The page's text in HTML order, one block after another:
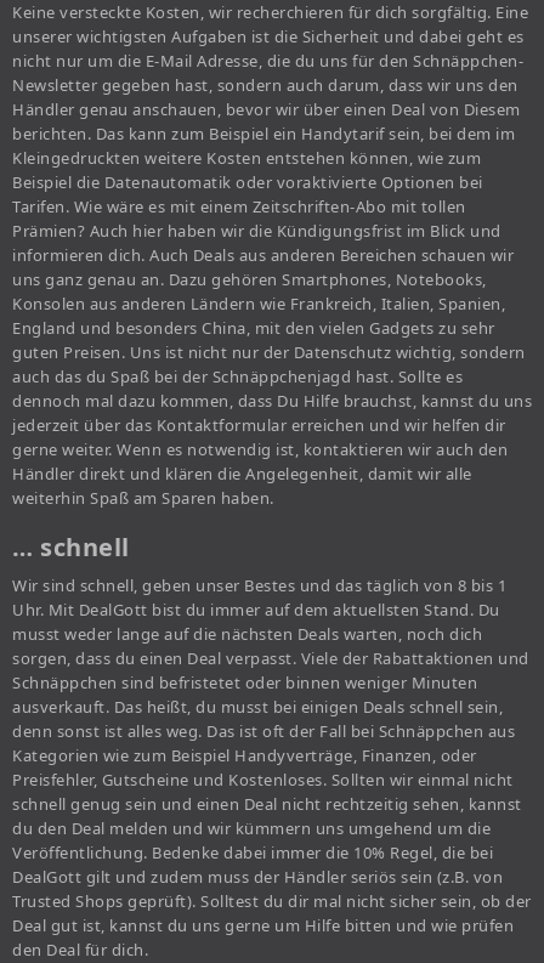
Keine versteckte Kosten, wir recherchieren für dich sorgfältig. Eine
unserer wichtigsten Aufgaben ist die Sicherheit und dabei geht es
nicht nur um die E-Mail Adresse, die du uns für den Schnäppchen-
Newsletter gegeben hast, sondern auch darum, dass wir uns den
Händler genau anschauen, bevor wir über einen Deal von Diesem
berichten. Das kann zum Beispiel ein Handytarif sein, bei dem im
Kleingedruckten weitere Kosten entstehen können, wie zum
Beispiel die Datenautomatik oder voraktivierte Optionen bei
Tarifen. Wie wäre es mit einem Zeitschriften-Abo mit tollen
Prämien? Auch hier haben wir die Kündigungsfrist im Blick und
informieren dich. Auch Deals aus anderen Bereichen schauen wir
uns ganz genau an. Dazu gehören Smartphones, Notebooks,
Konsolen aus anderen Ländern wie Frankreich, Italien, Spanien,
England und besonders China, mit den vielen Gadgets zu sehr
guten Preisen. Uns ist nicht nur der Datenschutz wichtig, sondern
auch das du Spaß bei der Schnäppchenjagd hast. Sollte es
dennoch mal dazu kommen, dass Du Hilfe brauchst, kannst du uns
jederzeit über das Kontaktformular erreichen und wir helfen dir
gerne weiter. Wenn es notwendig ist, kontaktieren wir auch den
Händler direkt und klären die Angelegenheit, damit wir alle
weiterhin Spaß am Sparen haben.
… schnell
Wir sind schnell, geben unser Bestes und das täglich von 8 bis 1
Uhr. Mit DealGott bist du immer auf dem aktuellsten Stand. Du
musst weder lange auf die nächsten Deals warten, noch dich
sorgen, dass du einen Deal verpasst. Viele der Rabattaktionen und
Schnäppchen sind befristetet oder binnen weniger Minuten
ausverkauft. Das heißt, du musst bei einigen Deals schnell sein,
denn sonst ist alles weg. Das ist oft der Fall bei Schnäppchen aus
Kategorien wie zum Beispiel Handyverträge, Finanzen, oder
Preisfehler, Gutscheine und Kostenloses. Sollten wir einmal nicht
schnell genug sein und einen Deal nicht rechtzeitig sehen, kannst
du den Deal melden und wir kümmern uns umgehend um die
Veröffentlichung. Bedenke dabei immer die 10% Regel, die bei
DealGott gilt und zudem muss der Händler seriös sein (z.B. von
Trusted Shops geprüft). Solltest du dir mal nicht sicher sein, ob der
Deal gut ist, kannst du uns gerne um Hilfe bitten und wie prüfen
den Deal für dich.